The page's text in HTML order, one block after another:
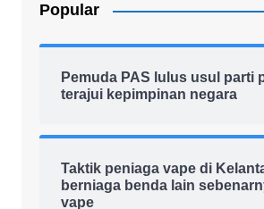
Popular
Pemuda PAS lulus usul parti
terajui kepimpinan negara
Taktik peniaga vape di
berniaga benda lain
vape